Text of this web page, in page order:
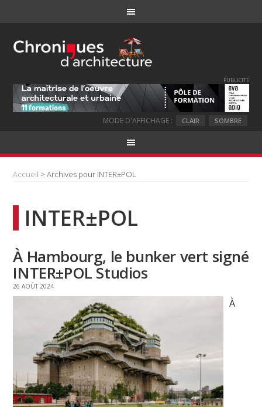
PUBLICITE
MODE D'AFFICHAGE : CLAIR SOMBRE
Accueil > Archives pour INTER±POL
INTER±POL
À Hambourg, le bunker vert signé
INTER±POL Studios
26 AOÛT 2024
À